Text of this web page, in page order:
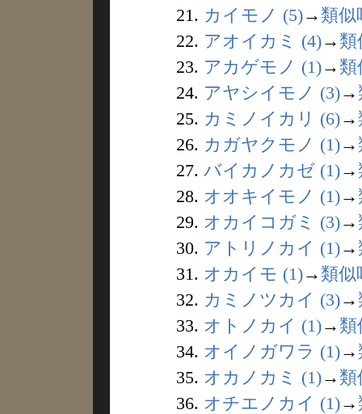
21. カイモノ (5)→ 類似
22. アオイカミ (4)→ 類
23. アカゲモノ (1)→ 類
24. アヤシイモノ (3)→
25. カミノイカリ (6)→
26. カガヤクモノ (1)→
27. バイカノカゼ (1)→
28. オオキイモノ (1)→
29. オカイコガミ (3)→
30. アトリノカイ (1)→
31. オカイモ (1)→ 類似
32. カミノツカイ (3)→
33. オトノカイ (1)→ 類
34. オイノガワラ (1)→
35. オカノカミ (1)→ 類
36. オチエノカイ (1)→